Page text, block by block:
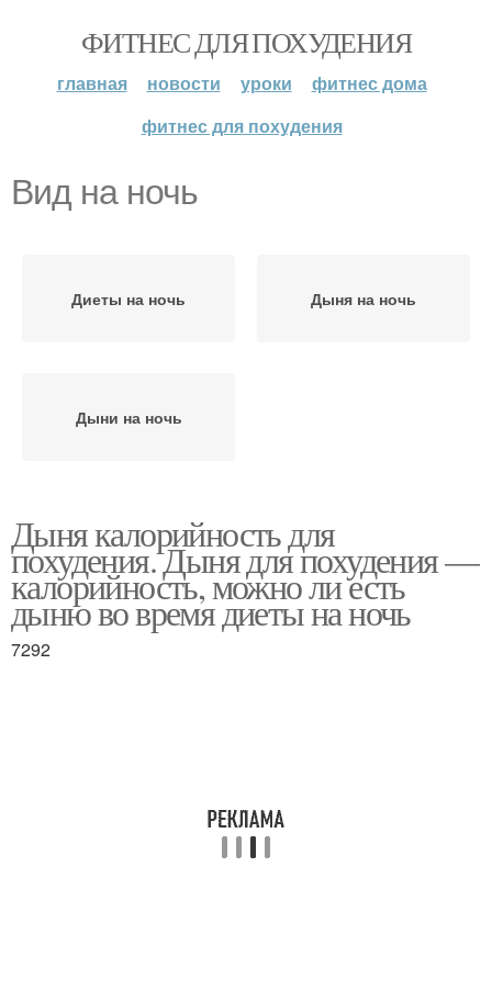
ФИТНЕС ДЛЯ ПОХУДЕНИЯ
главная новости уроки
фитнес дома
фитнес для похудения
Вид на ночь
Диеты на ночь Дыня на ночь
Дыни на ночь
Дыня калорийность для
похудения. Дыня для похудения —
калорийность, можно ли есть
дыню во время диеты на ночь
7292